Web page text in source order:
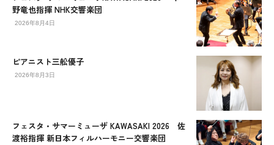
野竜也指揮 NHK交響楽団
2026年8月4日
ピアニスト三舩優子
2026年8月3日
フェスタ・サマーミューザ KAWASAKI 2026 佐
渡裕指揮 新日本フィルハーモニー交響楽団